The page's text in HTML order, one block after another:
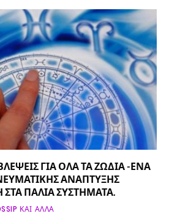
ΓΙΑ ΟΛΑ ΤΑ ΖΩΔΙΑ -ΕΝΑ
ΑΝΑΠΤΥΞΗΣ
ΠΑΛΙΑ ΣΥΣΤΗΜΑΤΑ.
ΚΑΙ ΆΛΛΑ